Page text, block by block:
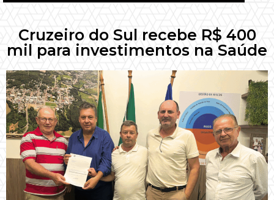
Cruzeiro do Sul recebe R$ 400
mil para investimentos na Saúde